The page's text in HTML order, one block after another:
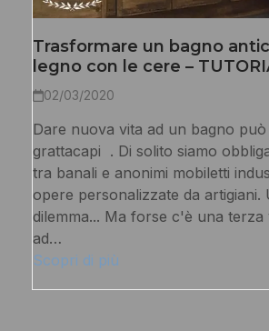
Trasformare un bagno
legno con le cere –
02/03/2020
Dare nuova vita ad un bagno
grattacapi . Di solito siamo
tra banali e anonimi mobiletti
opere personalizzate da artigiani.
dilemma... Ma forse c'è una terza
ad…
Scopri di più